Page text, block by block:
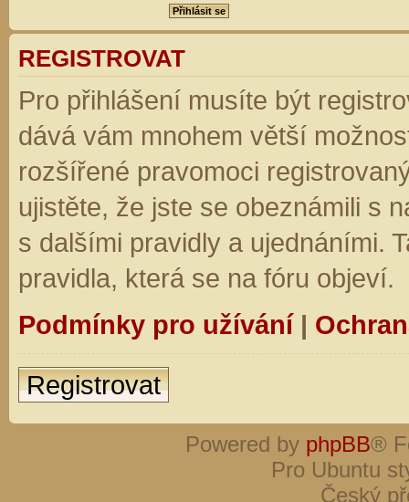
REGISTROVAT
Pro přihlášení musíte být
dává vám mnohem větší
rozšířené pravomoci
ujistěte, že jste se obeznámili s
s dalšími pravidly a ujednáními.
pravidla, která se na fóru objeví.
Podmínky pro užívání|
Registrovat
Powered by phpBB®
Pro Ubuntu
Český